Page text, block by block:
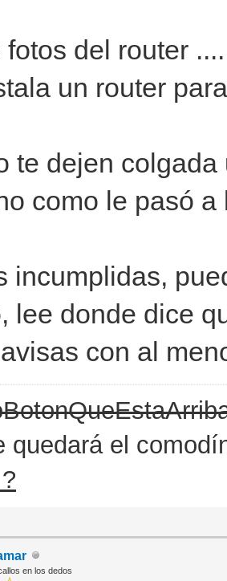
del router
un router
te dejen
como le pasó
incumplidas,
lee donde dice
con al
quedará el
en los dedos